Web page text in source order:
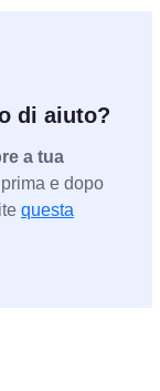
di aiuto?
a tua
e dopo
questa